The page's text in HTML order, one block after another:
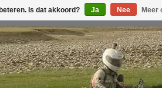
BEZOEK ONZE
Is dat akkoord? Ja Nee Meer